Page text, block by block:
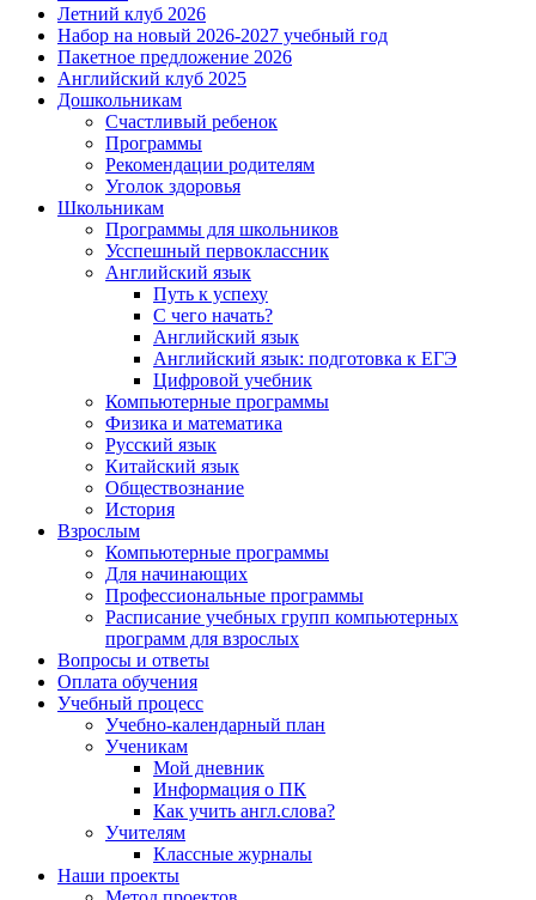
Летний клуб 2026
Набор на новый 2026-2027 учебный год
Пакетное предложение 2026
Английский клуб 2025
Дошкольникам
Счастливый ребенок
Программы
Рекомендации родителям
Уголок здоровья
Школьникам
Программы для школьников
Усспешный первоклассник
Английский язык
Путь к успеху
С чего начать?
Английский язык
Английский язык: подготовка к ЕГЭ
Цифровой учебник
Компьютерные программы
Физика и математика
Русский язык
Китайский язык
Обществознание
История
Взрослым
Компьютерные программы
Для начинающих
Профессиональные программы
Расписание учебных групп компьютерных
программ для взрослых
Вопросы и ответы
Оплата обучения
Учебный процесс
Учебно-календарный план
Ученикам
Мой дневник
Информация о ПК
Как учить англ.слова?
Учителям
Классные журналы
Наши проекты